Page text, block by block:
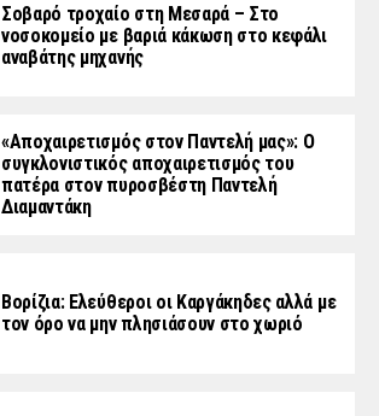
Σοβαρό τροχαίο στη Μεσαρά – Στο
νοσοκομείο με βαριά κάκωση στο κεφάλι
αναβάτης μηχανής
«Aποχαιρετισμός στον Παντελή μας»: Ο
συγκλονιστικός αποχαιρετισμός του
πατέρα στον πυροσβέστη Παντελή
Διαμαντάκη
Βορίζια: Ελεύθεροι οι Καργάκηδες αλλά με
τον όρο να μην πλησιάσουν στο χωριό